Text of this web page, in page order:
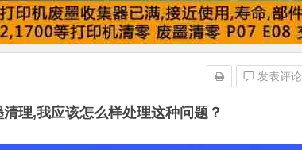
理,我应该怎么样处理这种问题？
发表评论